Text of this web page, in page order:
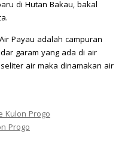
di Hutan Bakau, bakal
Payau adalah campuran
garam yang ada di air
air maka dinamakan air
Kulon Progo
Progo